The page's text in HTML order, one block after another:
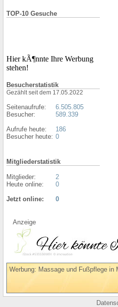
TOP-10 Gesuche
Hier kÃ¶nnte Ihre Werbung
stehen!
Besucherstatistik
Gezählt seit dem 17.05.2022
Seitenaufrufe:
Besucher:
Aufrufe heute:
Besucher heute:
6.505.805
589.339
186
0
Mitgliederstatistik
Mitglieder:
Heute online:
2
0
Jetzt online:
0
Anzeige
Werbung: Massage und Fußpflege in